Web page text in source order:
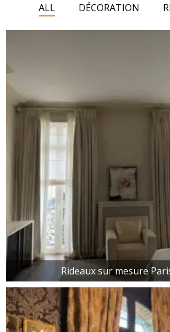
ALL DÉCORATION
Rideaux sur mesure